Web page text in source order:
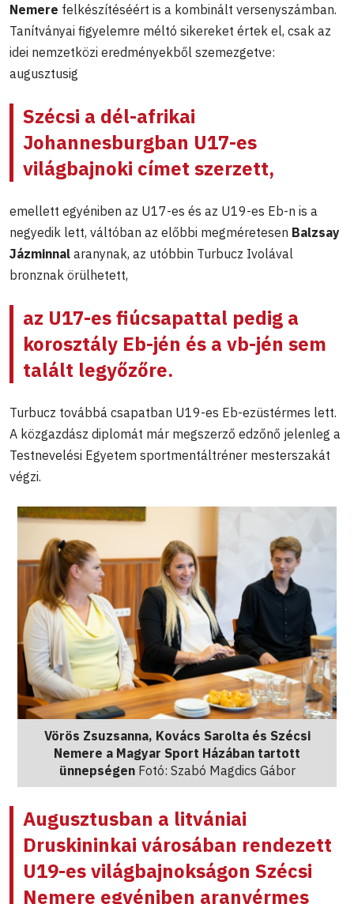
Nemere felkészítéséért is a kombinált versenyszámban.
Tanítványai figyelemre méltó sikereket értek el, csak az
idei nemzetközi eredményekből szemezgetve:
augusztusig
Szécsi a dél-afrikai
Johannesburgban U17-es
világbajnoki címet szerzett,
emellett egyéniben az U17-es és az U19-es Eb-n is a
negyedik lett, váltóban az előbbi megméretesen Balzsay
Jázminnal aranynak, az utóbbin Turbucz Ivolával
bronznak örülhetett,
az U17-es fiúcsapattal pedig a
korosztály Eb-jén és a vb-jén sem
talált legyőzőre.
Turbucz továbbá csapatban U19-es Eb-ezüstérmes lett.
A közgazdász diplomát már megszerző edzőnő jelenleg a
Testnevelési Egyetem sportmentáltréner mesterszakát
végzi.
Vörös Zsuzsanna, Kovács Sarolta és Szécsi
Nemere a Magyar Sport Házában tartott
ünnepségen Fotó: Szabó Magdics Gábor
Augusztusban a litvániai
Druskininkai városában rendezett
U19-es világbajnokságon Szécsi
Nemere egyéniben aranyérmes